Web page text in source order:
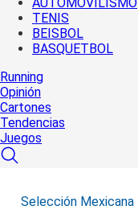
TENIS
BEISBOL
BASQUETBOL
Running
Opinión
Cartones
Tendencias
Juegos
Selección Mexicana